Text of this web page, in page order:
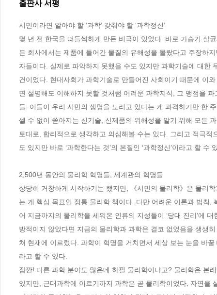
출판사 서평
시민이라면 알아야 할 ‘과학’ 갖춰야 할 ‘과학정신’
몇 년 전 한국을 떠들썩하게 만든 비극이 있었다. 바로 가습기 살
든 회사에서는 제품에 들어간 물질의 유해성을 몰랐다고 주장하
자들이다. 실제로 파악하지 못했을 수도 있지만 과학기술에 대한
건이었다. 현대사회가 과학기술로 만들어진 사회이기 때문에 이
면 설명해도 이해하지 못할 것처럼 어려운 과학지식, 그 맹점을
들. 이들이 우리 시민의 생명을 노리고 있다는 게 과격하기만 한
셀 수 없이 쏟아지는 신기술, 신제품의 위해성을 알기 위해 모든
토대로, 합리적으로 생각하고 의심해볼 수는 있다. 그리고 적극
도 있지만 바로 ‘과학한다는 것’의 본질인 ‘과학정신’이라고 할 수
2,500년 동안의 물리학 혁명들, 세계관의 혁명들
상당히 거창하게 시작하기는 했지만, 《시민의 물리학》은 물리
는 게 핵심 목표인 정통 물리학 책이다. 다만 어려운 이론과 법칙
어 지금까지의 물리학을 세워온 인류의 지성들이 ‘당대 진리’에
방적이지 않았다면 지금의 물리학과 과학은 결코 없었음을 생생
쳐 현재에 이르렀다. 과학이 혁명을 거치면서 세상 보는 눈을 바
라고 할 수 있다.
잠깐! 다른 과학 분야도 많은데 하필 물리학이냐고? 물리학은 본
있지만, 근대과학에 이르기까지 과학은 곧 물리학이었다. 자연을